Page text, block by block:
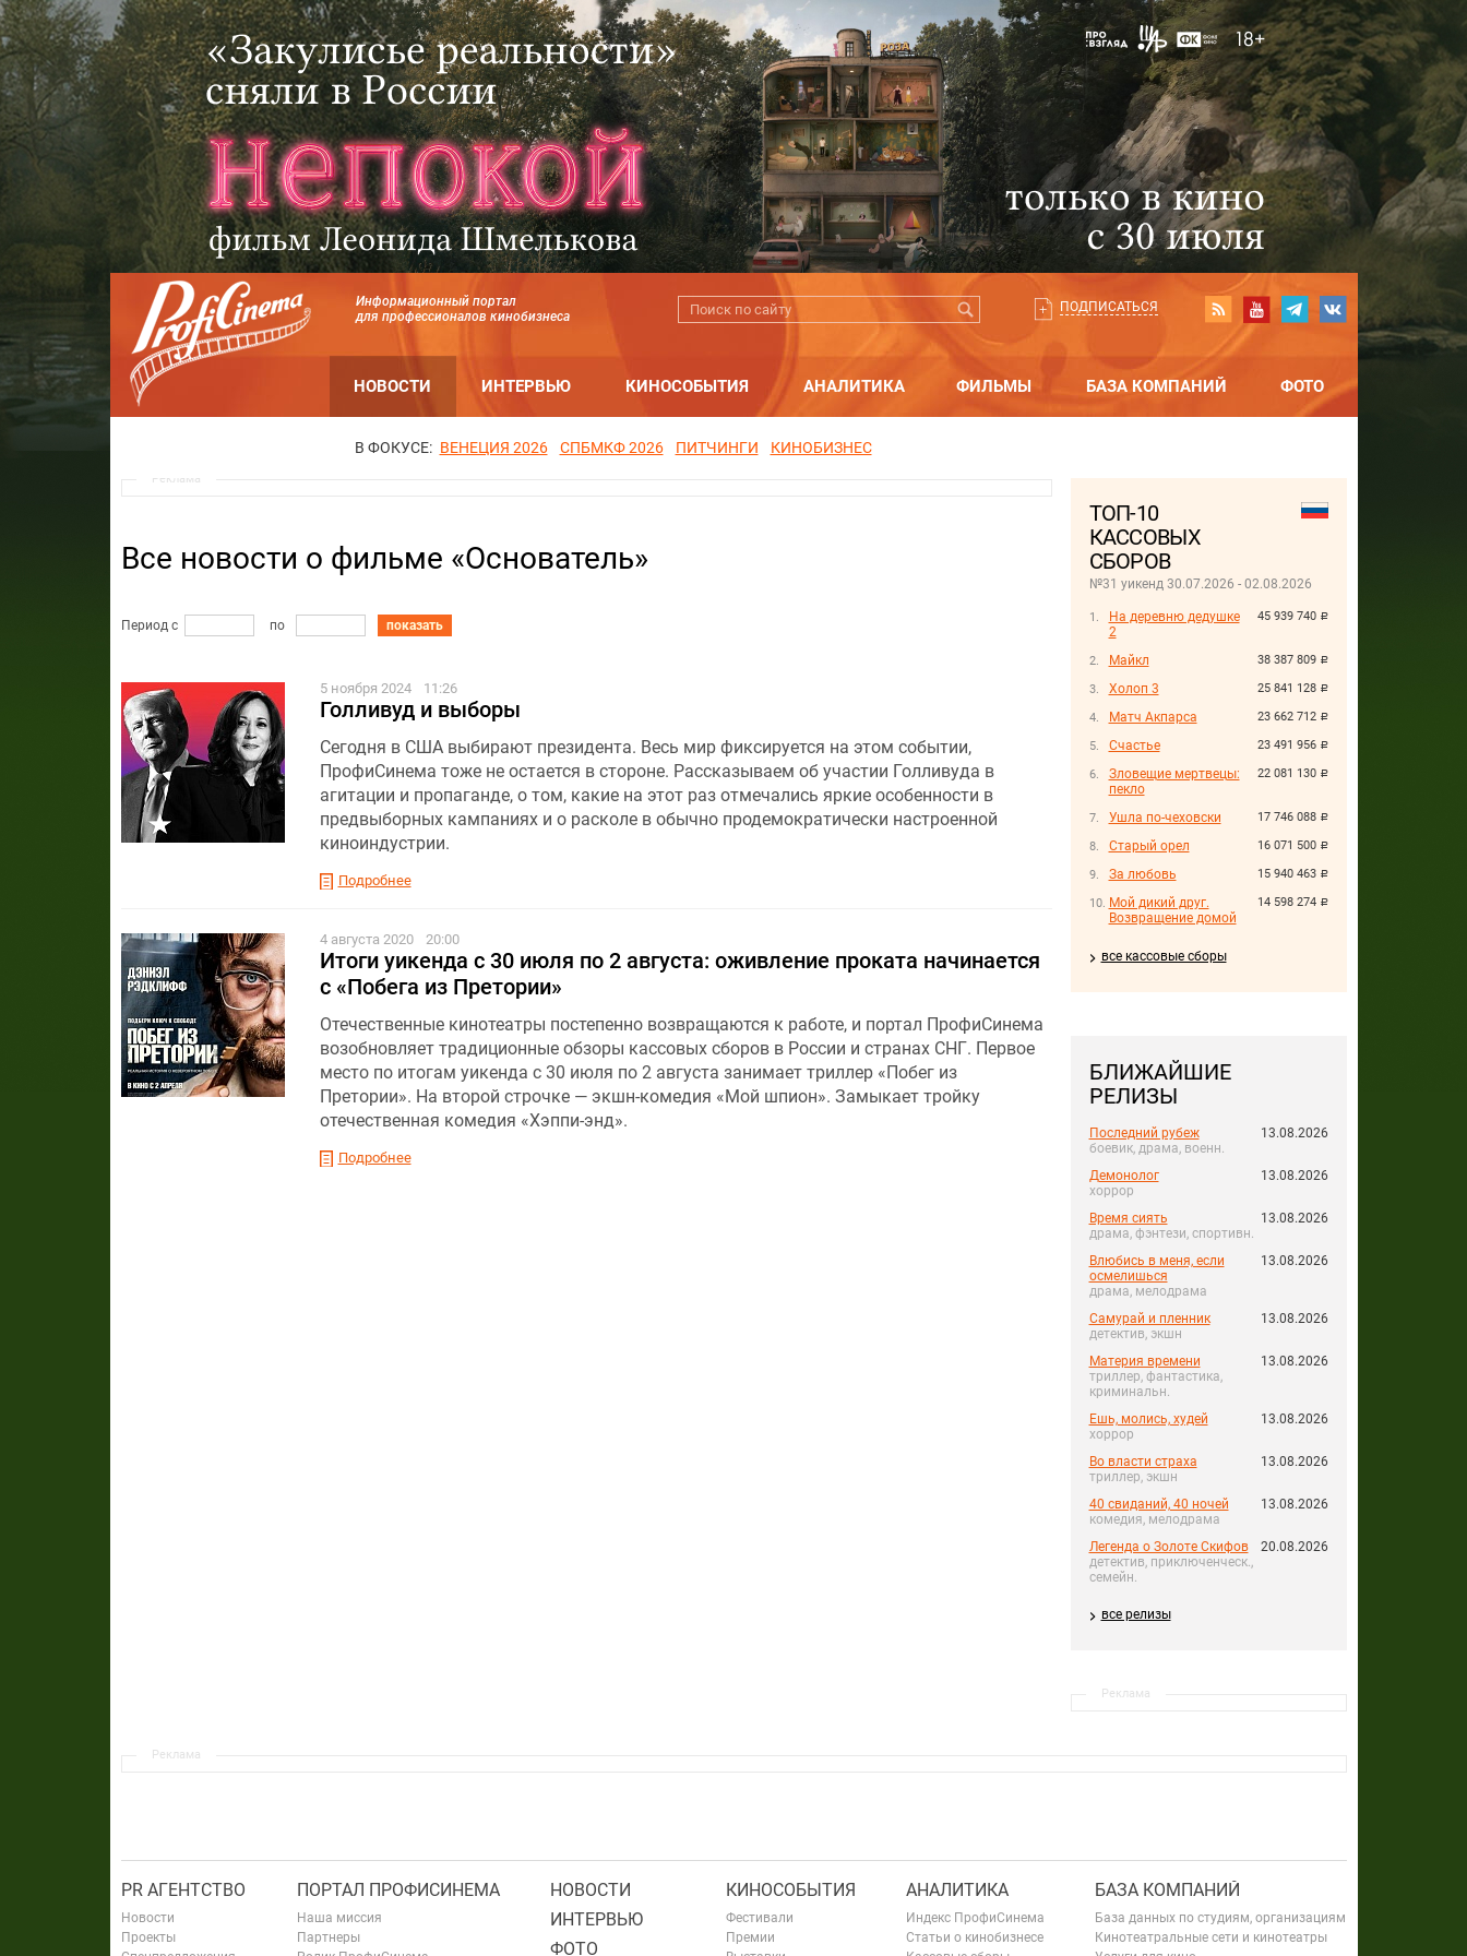
Информационный портал
для профессионалов кинобизнеса
ПОДПИСАТЬСЯ
НОВОСТИ ИНТЕРВЬЮ КИНОСОБЫТИЯ АНАЛИТИКА ФИЛЬМЫ БАЗА КОМПАНИЙ ФОТО
В ФОКУСЕ: ВЕНЕЦИЯ 2026 СПБМКФ 2026 ПИТЧИНГИ КИНОБИЗНЕС
ТОП-10
КАССОВЫХ
СБОРОВ
№31 уикенд 30.07.2026 - 02.08.2026
45 939 740 руб.
На деревню дедушке
2
38 387 809 руб.
Майкл
25 841 128 руб.
Холоп 3
23 662 712 руб.
Матч Акпарса
23 491 956 руб.
Счастье
22 081 130 руб.
Зловещие мертвецы:
пекло
17 746 088 руб.
Ушла по-чеховски
16 071 500 руб.
Старый орел
15 940 463 руб.
За любовь
14 598 274 руб.
Мой дикий друг.
Возвращение домой
все кассовые сборы
БЛИЖАЙШИЕ
РЕЛИЗЫ
Последний рубеж
боевик, драма, военн.
13.08.2026
Демонолог
хоррор
13.08.2026
Время сиять
драма, фэнтези, спортивн.
13.08.2026
Влюбись в меня, если
осмелишься
драма, мелодрама
13.08.2026
Самурай и пленник
детектив, экшн
13.08.2026
Материя времени
триллер, фантастика,
криминальн.
13.08.2026
Ешь, молись, худей
хоррор
13.08.2026
Во власти страха
триллер, экшн
13.08.2026
40 свиданий, 40 ночей
комедия, мелодрама
13.08.2026
Легенда о Золоте Скифов
детектив, приключенческ.,
семейн.
20.08.2026
все релизы
Реклама
Реклама
Все новости о фильме «Основатель»
Период с по показать
5 ноября 2024 11:26
Голливуд и выборы
Сегодня в США выбирают президента. Весь мир фиксируется на этом событии,
ПрофиСинема тоже не остается в стороне. Рассказываем об участии Голливуда в
агитации и пропаганде, о том, какие на этот раз отмечались яркие особенности в
предвыборных кампаниях и о расколе в обычно продемократически настроенной
киноиндустрии.
Подробнее
4 августа 2020 20:00
Итоги уикенда с 30 июля по 2 августа: оживление проката начинается
с «Побега из Претории»
Отечественные кинотеатры постепенно возвращаются к работе, и портал ПрофиСинема
возобновляет традиционные обзоры кассовых сборов в России и странах СНГ. Первое
место по итогам уикенда с 30 июля по 2 августа занимает триллер «Побег из
Претории». На второй строчке — экшн-комедия «Мой шпион». Замыкает тройку
отечественная комедия «Хэппи-энд».
Подробнее
Реклама
PR АГЕНТСТВО
Новости
Проекты
ПОРТАЛ ПРОФИСИНЕМА
Наша миссия
Партнеры
НОВОСТИ
ИНТЕРВЬЮ
ФОТО
КИНОСОБЫТИЯ
Фестивали
Премии
АНАЛИТИКА
Индекс ПрофиСинема
Статьи о кинобизнесе
БАЗА КОМПАНИЙ
База данных по студиям, организациям
Кинотеатральные сети и кинотеатры